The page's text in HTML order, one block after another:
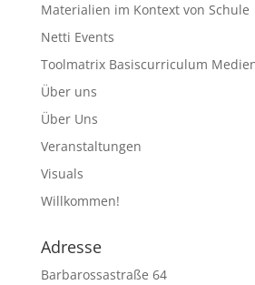
Materialien im Kontext von Schule
Netti Events
Toolmatrix Basiscurriculum
Über uns
Über Uns
Veranstaltungen
Visuals
Willkommen!
Adresse
Barbarossastraße 64